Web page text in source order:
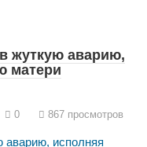
жуткую аварию,
матери
0
867 просмотров